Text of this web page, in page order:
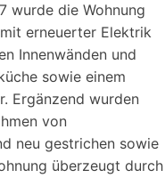
wurde die Wohnung
erneuerter Elektrik
Innenwänden und
sowie einem
Ergänzend wurden
von
neu gestrichen sowie
überzeugt durch